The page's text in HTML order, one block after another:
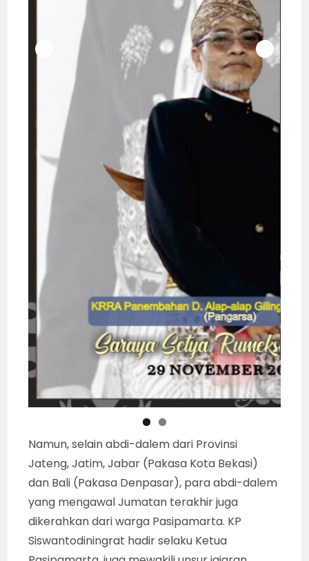
Namun, selain abdi-dalem dari Provinsi
Jateng, Jatim, Jabar (Pakasa Kota Bekasi)
dan Bali (Pakasa Denpasar), para abdi-dalem
yang mengawal Jumatan terakhir juga
dikerahkan dari warga Pasipamarta. KP
Siswantodiningrat hadir selaku Ketua